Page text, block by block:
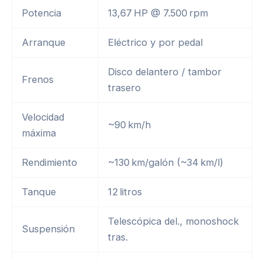
Potencia 13,67 HP @ 7.500 rpm
Arranque Eléctrico y por pedal
Frenos
Disco delantero / tambor
trasero
Velocidad
máxima
~90 km/h
Rendimiento ~130 km/galón (~34 km/l)
Tanque 12 litros
Suspensión
Telescópica del., monoshock
tras.